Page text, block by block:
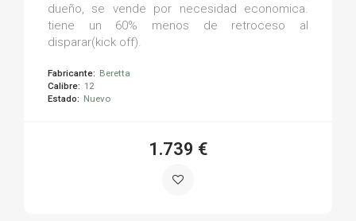
dueño, se vende por necesidad economica.
tiene un 60% menos de retroceso al
disparar(kick off).
Fabricante: Beretta
Calibre: 12
Estado: Nuevo
1.739 €